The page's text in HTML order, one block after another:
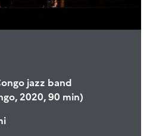
jazz band
2020, 90 min)